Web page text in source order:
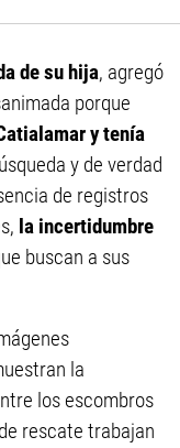
de su hija, agregó
porque
y tenía
y de verdad
de registros
la incertidumbre
buscan a sus
la
los escombros
rescate trabajan